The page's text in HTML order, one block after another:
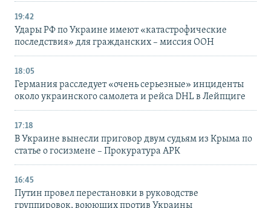
19:42
Удары РФ по Украине имеют «катастрофические
последствия» для гражданских – миссия ООН
18:05
Германия расследует «очень серьезные» инциденты
около украинского самолета и рейса DHL в Лейпциге
17:18
В Украине вынесли приговор двум судьям из Крыма по
статье о госизмене – Прокуратура АРК
16:45
Путин провел перестановки в руководстве
группировок, воюющих против Украины